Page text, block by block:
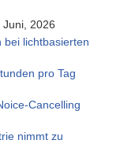
Juni, 2026
bei lichtbasierten
pro Tag
Cancelling
nimmt zu